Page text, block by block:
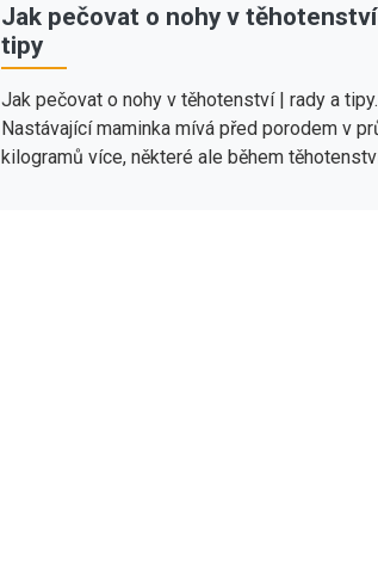
Jak pečovat o nohy v
tipy
Jak pečovat o nohy v těhotenství | rady a tipy.
Nastávající maminka mívá před porodem v
kilogramů více, některé ale během